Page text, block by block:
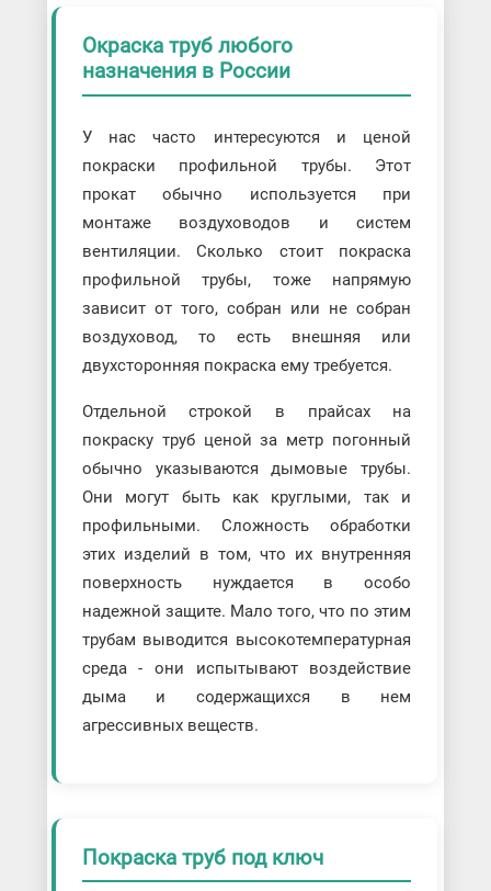
Окраска труб любого
назначения в России
У нас часто интересуются и ценой
покраски профильной трубы. Этот
прокат обычно используется при
монтаже воздуховодов и систем
вентиляции. Сколько стоит покраска
профильной трубы, тоже напрямую
зависит от того, собран или не собран
воздуховод, то есть внешняя или
двухсторонняя покраска ему требуется.
Отдельной строкой в прайсах на
покраску труб ценой за метр погонный
обычно указываются дымовые трубы.
Они могут быть как круглыми, так и
профильными. Сложность обработки
этих изделий в том, что их внутренняя
поверхность нуждается в особо
надежной защите. Мало того, что по этим
трубам выводится высокотемпературная
среда - они испытывают воздействие
дыма и содержащихся в нем
агрессивных веществ.
Покраска труб под ключ